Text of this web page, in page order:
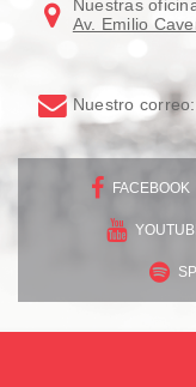
Nuestras
Av. Emilio
Nuestro correo:
FACEBOOK